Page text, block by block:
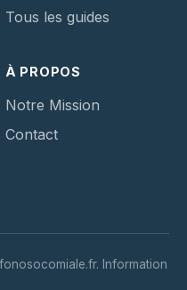
Tous les guides
À PROPOS
Notre Mission
Contact
Information